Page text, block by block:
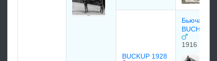
BUCKUP 1928
Бьючан
BUCHAN
1916